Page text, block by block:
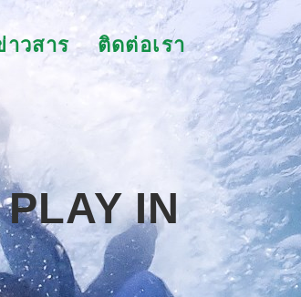
าวสาร ติดต่อเรา
IN